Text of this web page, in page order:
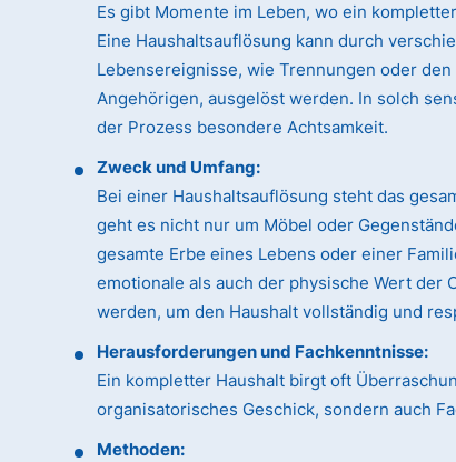
Es gibt Momente im Leben, wo ein
Eine Haushaltsauflösung kann durch
Lebensereignisse, wie Trennungen oder
Angehörigen, ausgelöst werden. In solch
der Prozess besondere Achtsamkeit.
Zweck und Umfang:
Bei einer Haushaltsauflösung steht das
geht es nicht nur um Möbel oder
gesamte Erbe eines Lebens oder einer
emotionale als auch der physische Wert der
werden, um den Haushalt vollständig und
Herausforderungen und Fachkenntnisse:
Ein kompletter Haushalt birgt oft
organisatorisches Geschick, sondern auch
Methoden: